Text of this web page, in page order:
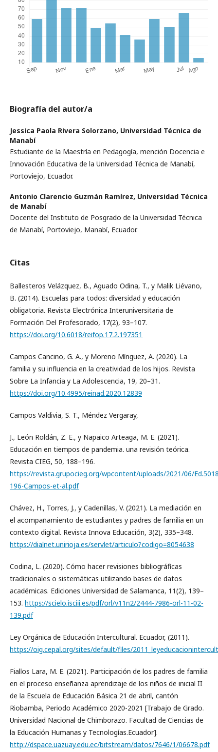
Biografía del autor/a
Jessica Paola Rivera Solorzano, Universidad Técnica de
Manabí
Estudiante de la Maestría en Pedagogía, mención Docencia e
Innovación Educativa de la Universidad Técnica de Manabí,
Portoviejo, Ecuador.
Antonio Clarencio Guzmán Ramírez, Universidad Técnica
de Manabí
Docente del Instituto de Posgrado de la Universidad Técnica
de Manabí, Portoviejo, Manabí, Ecuador.
Citas
Ballesteros Velázquez, B., Aguado Odina, T., y Malik Liévano,
B. (2014). Escuelas para todos: diversidad y educación
obligatoria. Revista Electrónica Interuniversitaria de
Formación Del Profesorado, 17(2), 93–107.
https://doi.org/10.6018/reifop.17.2.197351
Campos Cancino, G. A., y Moreno Mínguez, A. (2020). La
familia y su influencia en la creatividad de los hijos. Revista
Sobre La Infancia y La Adolescencia, 19, 20–31.
https://doi.org/10.4995/reinad.2020.12839
Campos Valdivia, S. T., Méndez Vergaray,
J., León Roldán, Z. E., y Napaico Arteaga, M. E. (2021).
Educación en tiempos de pandemia. una revisión teórica.
Revista CIEG, 50, 188–196.
https://revista.grupocieg.org/wpcontent/uploads/2021/06/
196-Campos-et-al.pdf
Chávez, H., Torres, J., y Cadenillas, V. (2021). La mediación en
el acompañamiento de estudiantes y padres de familia en un
contexto digital. Revista Innova Educación, 3(2), 335–348.
https://dialnet.unirioja.es/servlet/articulo?codigo=8054638
Codina, L. (2020). Cómo hacer revisiones bibliográficas
tradicionales o sistemáticas utilizando bases de datos
académicas. Ediciones Universidad de Salamanca, 11(2), 139–
153. https://scielo.isciii.es/pdf/orl/v11n2/2444-7986-orl-11-02-
139.pdf
Ley Orgánica de Educación Intercultural. Ecuador, (2011).
https://oig.cepal.org/sites/default/files/
Fiallos Lara, M. E. (2021). Participación de los padres de familia
en el proceso enseñanza aprendizaje de los niños de inicial II
de la Escuela de Educación Básica 21 de abril, cantón
Riobamba, Periodo Académico 2020-2021 [Trabajo de Grado.
Universidad Nacional de Chimborazo. Facultad de Ciencias de
la Educación Humanas y Tecnologías.Ecuador].
http://dspace.uazuay.edu.ec/bitstream/datos/7646/1/06678.pdf